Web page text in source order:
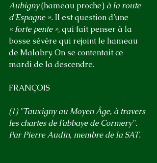
Aubigny (hameau proche) à la route
d’Espagne ». Il est question d’une
« forte pente », qui fait penser à la
bosse sévère qui rejoint le hameau
de Malabry. On se contentait ce
mardi de la descendre.
FRANÇOIS
(1) "Tauxigny au Moyen Âge, à travers
les chartes de l’abbaye de Cormery".
Par Pierre Audin, membre de la SAT.